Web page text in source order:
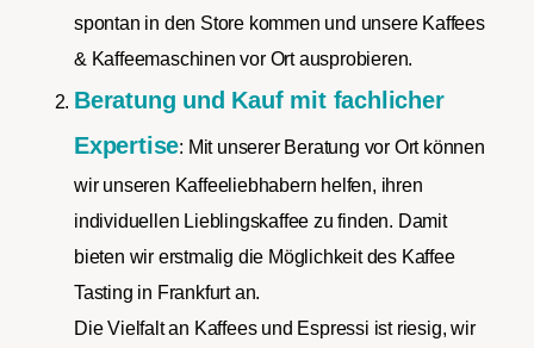
spontan in den Store kommen und unsere Kaffees
& Kaffeemaschinen vor Ort ausprobieren.
Beratung und Kauf mit fachlicher
Expertise: Mit unserer Beratung vor Ort können
wir unseren Kaffeeliebhabern helfen, ihren
individuellen Lieblingskaffee zu finden. Damit
bieten wir erstmalig die Möglichkeit des Kaffee
Tasting in Frankfurt an.
Die Vielfalt an Kaffees und Espressi ist riesig, wir